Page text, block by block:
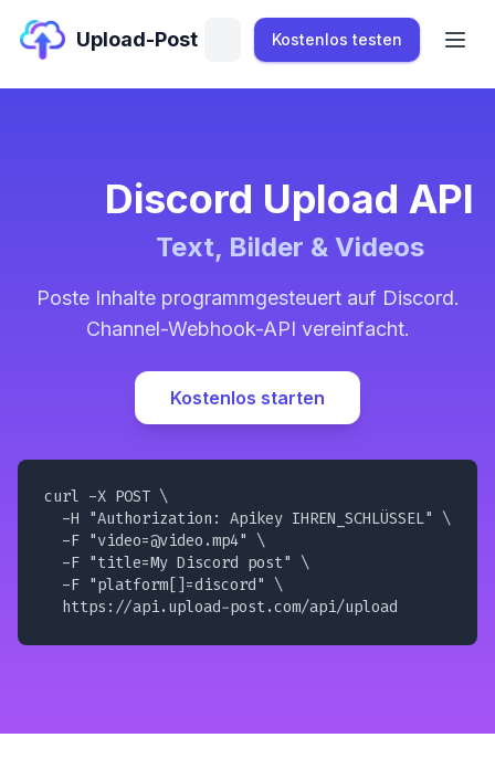
Upload-Post Kostenlos testen
Discord Upload API
Text, Bilder & Videos
Poste Inhalte programmgesteuert auf Discord.
Channel-Webhook-API vereinfacht.
Kostenlos starten
curl -X POST \
  -H "Authorization: Apikey IHREN_SCHLÜSSEL" \
  -F "
video=@video.mp4" \
  -F "title=My Discord post" \
  -F "platform[]=discord" \
  https://api.upload-post.com/api/upload